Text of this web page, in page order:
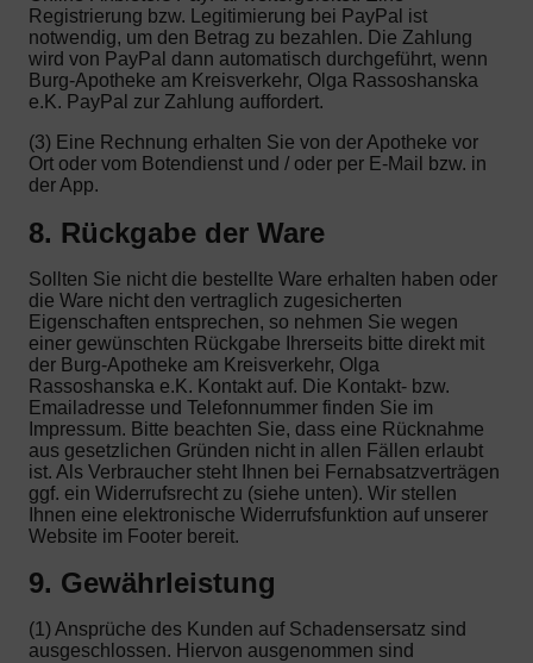
Registrierung bzw. Legitimierung bei PayPal ist
notwendig, um den Betrag zu bezahlen. Die Zahlung
wird von PayPal dann automatisch durchgeführt, wenn
Burg-Apotheke am Kreisverkehr, Olga Rassoshanska
e.K. PayPal zur Zahlung auffordert.
(3) Eine Rechnung erhalten Sie von der Apotheke vor
Ort oder vom Botendienst und / oder per E-Mail bzw. in
der App.
8. Rückgabe der Ware
Sollten Sie nicht die bestellte Ware erhalten haben oder
die Ware nicht den vertraglich zugesicherten
Eigenschaften entsprechen, so nehmen Sie wegen
einer gewünschten Rückgabe Ihrerseits bitte direkt mit
der Burg-Apotheke am Kreisverkehr, Olga
Rassoshanska e.K. Kontakt auf. Die Kontakt- bzw.
Emailadresse und Telefonnummer finden Sie im
Impressum. Bitte beachten Sie, dass eine Rücknahme
aus gesetzlichen Gründen nicht in allen Fällen erlaubt
ist. Als Verbraucher steht Ihnen bei Fernabsatzverträgen
ggf. ein Widerrufsrecht zu (siehe unten). Wir stellen
Ihnen eine elektronische Widerrufsfunktion auf unserer
Website im Footer bereit.
9. Gewährleistung
(1) Ansprüche des Kunden auf Schadensersatz sind
ausgeschlossen. Hiervon ausgenommen sind